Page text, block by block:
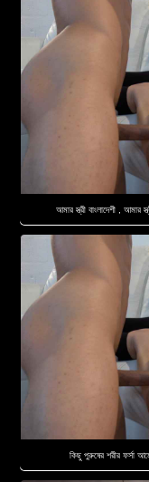
আমার স্ত্রী বাংলাদেশী , আমার
কিছু পুরুষের শরীর ফর্সা